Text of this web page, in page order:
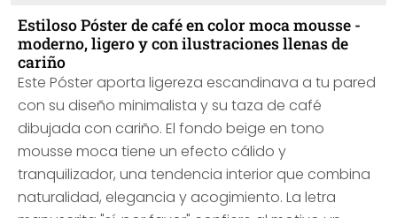
Estiloso Póster de café en color moca mousse -
moderno, ligero y con ilustraciones llenas de
cariño
Este Póster aporta ligereza escandinava a tu pared
con su diseño minimalista y su taza de café
dibujada con cariño. El fondo beige en tono
mousse moca tiene un efecto cálido y
tranquilizador, una tendencia interior que combina
naturalidad, elegancia y acogimiento. La letra